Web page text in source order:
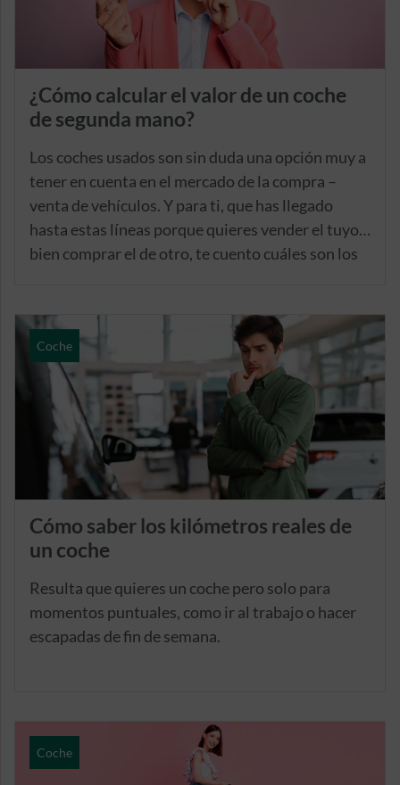
¿Cómo calcular el valor de un coche
de segunda mano?
Los coches usados son sin duda una opción muy a
tener en cuenta en el mercado de la compra –
venta de vehículos. Y para ti, que has llegado
hasta estas líneas porque quieres vender el tuyo o
bien comprar el de otro, te cuento cuáles son los
Coche
Cómo saber los kilómetros reales de
un coche
Resulta que quieres un coche pero solo para
momentos puntuales, como ir al trabajo o hacer
escapadas de fin de semana.
Coche